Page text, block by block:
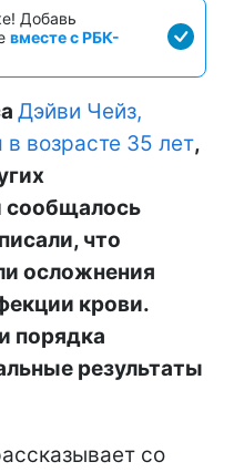
Добавь
вместе с РБК-
Дэйви Чейз,
возрасте 35 лет,
сообщалось
что
осложнения
крови.
порядка
результаты
со